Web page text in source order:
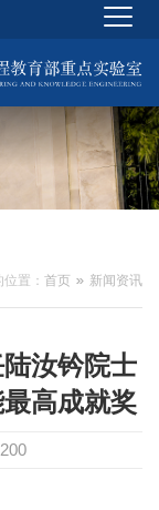
置： 首页 新闻资讯
汝钤院士
高成就奖
200